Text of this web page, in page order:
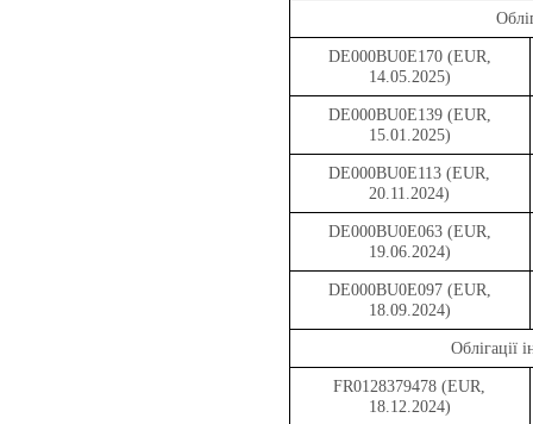
DE000BU0E170 (EUR,
14.05.2025)
DE000BU0E139 (EUR,
15.01.2025)
DE000BU0E113 (EUR,
20.11.2024)
DE000BU0E063 (EUR,
19.06.2024)
DE000BU0E097 (EUR,
18.09.2024)
Облігації
FR0128379478 (EUR,
18.12.2024)